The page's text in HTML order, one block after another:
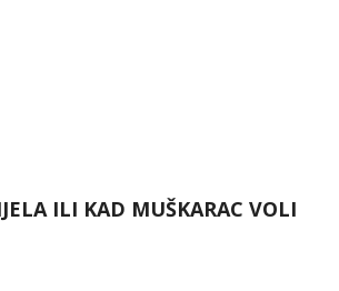
ILI KAD MUŠKARAC VOLI